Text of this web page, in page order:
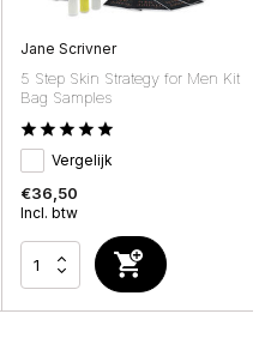
Jane Scrivner
5 Step Skin Strategy for Men Kit
Bag Samples
Vergelijk
€36,50
Incl. btw